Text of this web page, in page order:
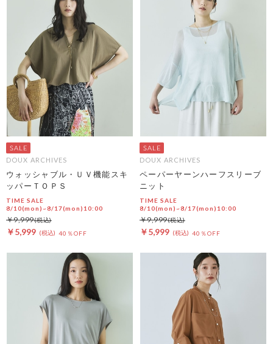
DOUX ARCHIVES
ウォッシャブル・ＵＶ機能スキ
ッパーＴＯＰＳ
TIME SALE
8/10(mon)~8/17(mon)10:00
￥5,999 40％OFF
￥9,999
DOUX ARCHIVES
ペーパーヤーンハーフスリーブ
ニット
TIME SALE
8/10(mon)~8/17(mon)10:00
￥5,999 40％OFF
￥9,999